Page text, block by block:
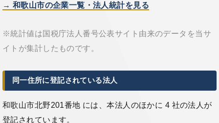
→ 和歌山市の企業一覧・法人統計を見る
※統計値は国税庁法人番号公表サイト由来のデータを当サ
イトが集計したものです。
同一住所に登記されている法人
和歌山市北野201番地 には、本法人のほかに 4 社の法人が
登記されています。